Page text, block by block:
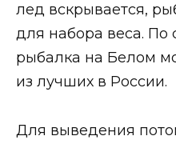
лед вскрывается,
для набора веса. По
рыбалка на Белом
из лучших в России.
Для выведения